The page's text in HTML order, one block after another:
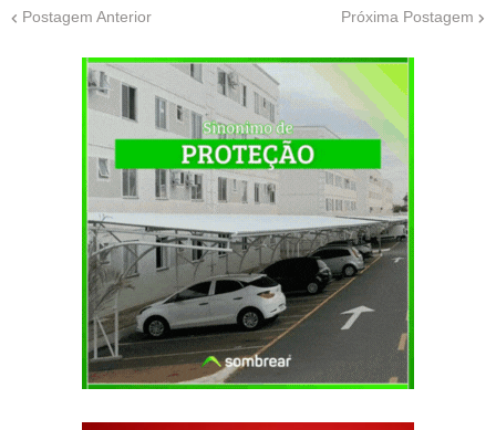
Postagem Anterior Próxima Postagem